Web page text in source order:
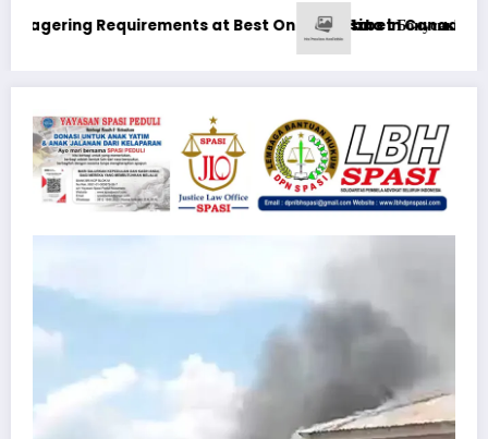
Максимизация Вашего Игрового ОпытаƏn yaxşı Pinco mərclərdə